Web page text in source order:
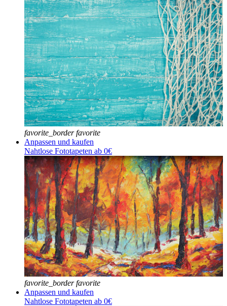
favorite_border favorite
Anpassen und kaufen
Nahtlose Fototapeten ab 0€
favorite_border favorite
Anpassen und kaufen
Nahtlose Fototapeten ab 0€